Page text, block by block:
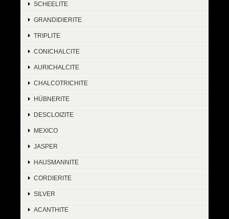
SCHEELITE
GRANDIDIERITE
TRIPLITE
CONICHALCITE
AURICHALCITE
CHALCOTRICHITE
HÜBNERITE
DESCLOIZITE
MEXICO
JASPER
HAUSMANNITE
CORDIERITE
SILVER
ACANTHITE